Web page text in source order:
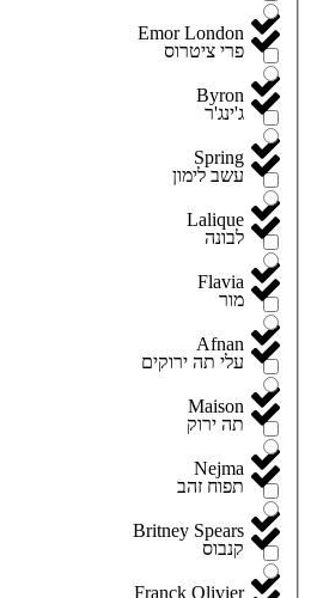
Emor London
Byron
Spring
Lalique
Flavia
Afnan
Maison
Nejma
Britney Spears
Franck Olivier
פרי ציטרוס
ג'ינג'ר
עשב לימון
לבונה
מור
עלי תה ירוקים
תה ירוק
תפוח זהב
קנבוס